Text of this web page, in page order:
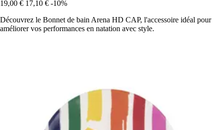
19,00 € 17,10 € -10%
Découvrez le Bonnet de bain Arena HD CAP, l'accessoire idéal pour
améliorer vos performances en natation avec style.